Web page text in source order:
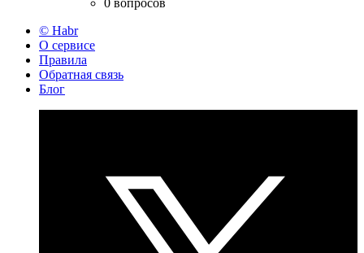
0 вопросов
© Habr
О сервисе
Правила
Обратная связь
Блог